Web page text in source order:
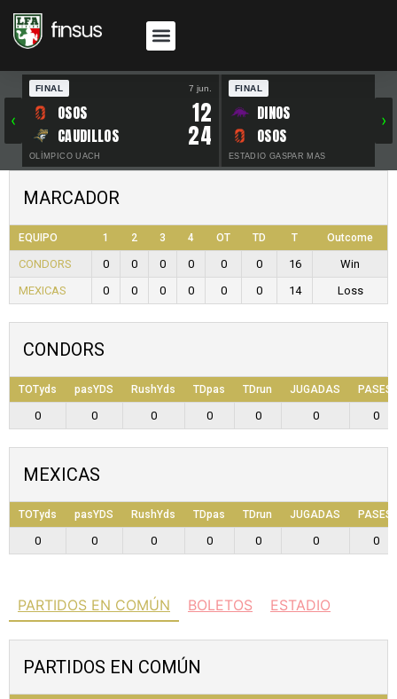
‹
FINAL 7 jun.
OSOS 12
CAUDILLOS 24
OLÍMPICO UACH
FINAL
DINOS
OSOS
ESTADIO GASPAR MAS
›
MARCADOR
EQUIPO 1 2 3 4 OT TD T Outcome
CONDORS 0 0 0 0 0 0 16
Win
MEXICAS
0 0 0 0 0 0 14 Loss
CONDORS
TOTyds pasYDS RushYds TDpas TDrun JUGADAS PASES
0 0 0 0 0 0 0
MEXICAS
TOTyds pasYDS RushYds TDpas TDrun JUGADAS PASES
0 0 0 0 0 0 0
PARTIDOS EN COMÚN BOLETOS ESTADIO
PARTIDOS EN COMÚN